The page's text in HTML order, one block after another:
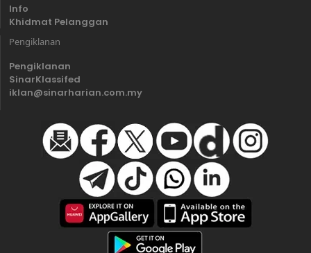
Info
Khidmat Pelanggan
Pengiklanan
Pengiklanan
SinarKlassifed
iklan@sinarharian.com.my